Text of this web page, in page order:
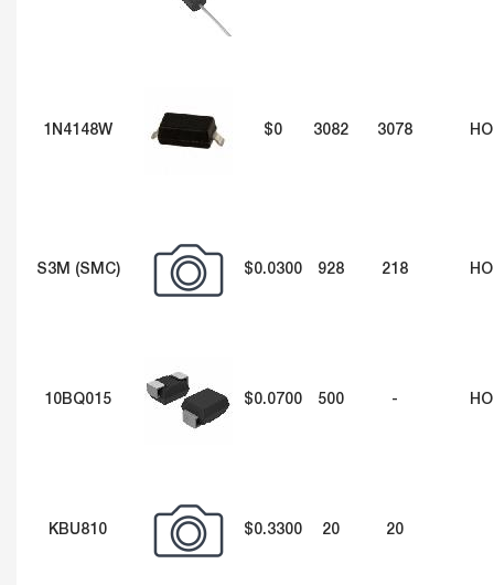
1N4148W $0 3082 3078
S3M (SMC) $0.0300 928 218
10BQ015 $0.0700 500 -
KBU810 $0.3300 20 20